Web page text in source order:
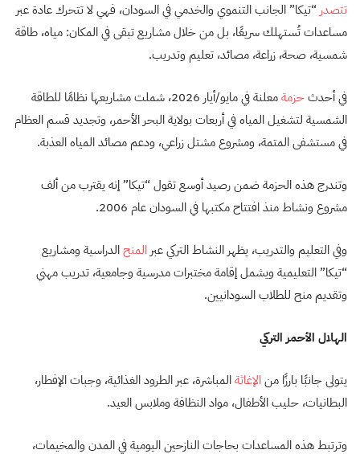
تتصدر “تيكا” الجانب التنموي والخدمي في السودان، فهي لا تتحرك عادة عبر
مساعدات تُستهلك سريعًا، بل من خلال مشاريع تبقى في المكان: مياه، طاقة
شمسية، صحة، زراعة، مصائد، تعليم وتدريب.
في أحدثحزمة
معلنة في مايو/أيار 2026، شملت مشاريعها نظامًا للطاقة
الشمسية لتشغيل المياه في أربعات بولاية البحر الأحمر، وتجديد قسم العظام
في مستشفى المتمة، ومشروع مشتل زراعي، ودعم مصائد المياه العذبة.
وتندرج هذه الحزمة ضمن رصيد أوسع تقول “تيكا” إنه يقترب من ألف
مشروع ونشاط منذ افتتاح مكتبها في السودان عام 2006.
وفي التعليم والتدريب، يظهر النشاط التركي عبر المنحالدراسية ومشاريع
“تيكا” التعليمية ويشمل إقامة مختبرات مدرسية وجامعية، تدريب مهني
وتقديم منح للطلاب السودانيين.
الهلال الأحمر التركي
يتولى جانبًا بارزًا منالإغاثةالمباشرة، عبر الطرود الغذائية، وجبات الإفطار،
البطانيات، حليب الأطفال، مواد النظافة وملابس العيد.
وترتبط هذه المساعدات بحاجات النازحين اليومية في المدن والمخيمات،